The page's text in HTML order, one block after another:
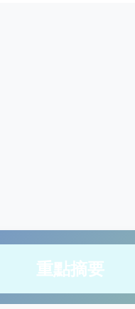
重點摘要